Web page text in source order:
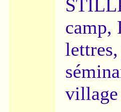
camp,
village